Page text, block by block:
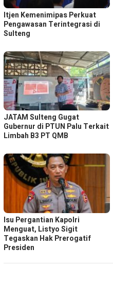
Itjen Kemenimipas Perkuat
Pengawasan Terintegrasi di
Sulteng
JATAM Sulteng Gugat
Gubernur di PTUN Palu Terkait
Limbah B3 PT QMB
Isu Pergantian Kapolri
Menguat, Listyo Sigit
Tegaskan Hak Prerogatif
Presiden